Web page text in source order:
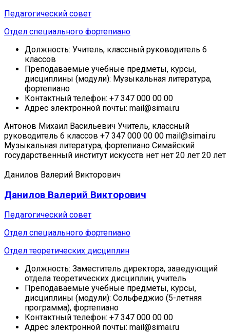
Педагогический совет
Отдел специального фортепиано
Должность: Учитель, классный руководитель 6
классов
Преподаваемые учебные предметы, курсы,
дисциплины (модули): Музыкальная литература,
фортепиано
Контактный телефон: +7 347 000 00 00
Адрес электронной почты: mail@simai.ru
Антонов Михаил Васильевич Учитель, классный
руководитель 6 классов +7 347 000 00 00 mail@simai.ru
Музыкальная литература, фортепиано Симайский
государственный институт искусств нет нет 20 лет 20 лет
Данилов Валерий Викторович
Данилов Валерий Викторович
Педагогический совет
Отдел специального фортепиано
Отдел теоретических дисциплин
Должность: Заместитель директора, заведующий
отдела теоретических дисциплин, учитель
Преподаваемые учебные предметы, курсы,
дисциплины (модули): Сольфеджио (5-летняя
программа), фортепиано
Контактный телефон: +7 347 000 00 00
Адрес электронной почты: mail@simai.ru